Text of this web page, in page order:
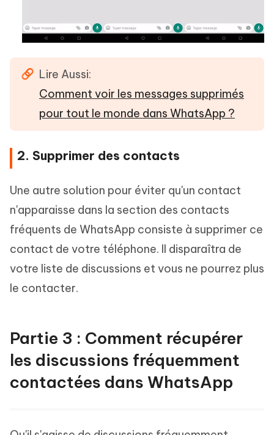
Lire Aussi:
Comment voir les messages supprimés
pour tout le monde dans WhatsApp ?
2. Supprimer des contacts
Une autre solution pour éviter qu'un contact
n'apparaisse dans la section des contacts
fréquents de WhatsApp consiste à supprimer ce
contact de votre téléphone. Il disparaîtra de
votre liste de discussions et vous ne pourrez plus
le contacter.
Partie 3 : Comment récupérer
les discussions fréquemment
contactées dans WhatsApp